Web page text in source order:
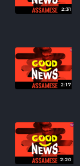
2:31
2:17
2:20